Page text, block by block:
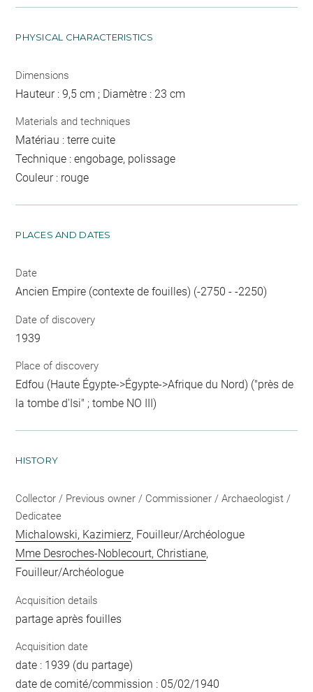
PHYSICAL CHARACTERISTICS
Dimensions
Hauteur : 9,5 cm ; Diamètre : 23 cm
Materials and techniques
Matériau : terre cuite
Technique : engobage, polissage
Couleur : rouge
PLACES AND DATES
Date
Ancien Empire (contexte de fouilles) (-2750 - -2250)
Date of discovery
1939
Place of discovery
Edfou (Haute Égypte->Égypte->Afrique du Nord) ("près de
la tombe d'Isi" ; tombe NO III)
HISTORY
Collector / Previous owner / Commissioner / Archaeologist /
Dedicatee
Michalowski, Kazimierz, Fouilleur/Archéologue
Mme Desroches-Noblecourt, Christiane,
Fouilleur/Archéologue
Acquisition details
partage après fouilles
Acquisition date
date : 1939 (du partage)
date de comité/commission : 05/02/1940